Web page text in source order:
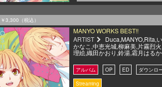
￥3,300（税込）
MANYO WORKS BEST!!
ARTIST
Duca,MANYO,Rita,
かなこ,中恵光城,柳麻美,片霧烈
理絵,織田かおり,鈴湯,霜月はる